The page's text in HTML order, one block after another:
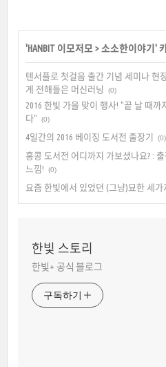
'HANBIT 이모저모 > 소소한이야기 '
텐서플로 첫걸음 출간 기념 세미나 현
게 전해들은 머신러닝
(0)
2016 한빛 가을 맞이 행사! "끝 날 때까
다"
(0)
4일간의 2016 베이징 도서전 출장기 (0)
홍콩 도서전 어디까지 가보셨나요? :
느낌!
(0)
요즘 한빛에서 있었던 (그냥)묘한 세가
한빛 스토리
한빛+ 공식 블로그
구독하기